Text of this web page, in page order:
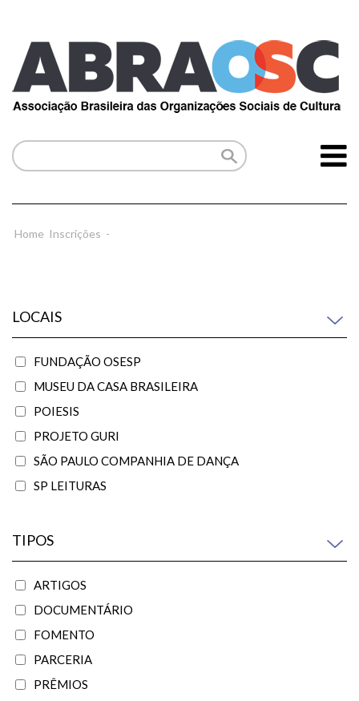
Home Inscrições -
LOCAIS
FUNDAÇÃO OSESP
MUSEU DA CASA BRASILEIRA
POIESIS
PROJETO GURI
SÃO PAULO COMPANHIA DE DANÇA
SP LEITURAS
TIPOS
ARTIGOS
DOCUMENTÁRIO
FOMENTO
PARCERIA
PRÊMIOS